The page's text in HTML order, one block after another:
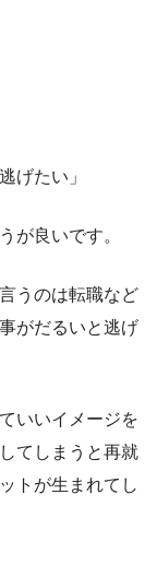
げたい」
が良いです。
うのは転職など
がだるいと逃げ
いいイメージを
てしまうと再就
トが生まれてし